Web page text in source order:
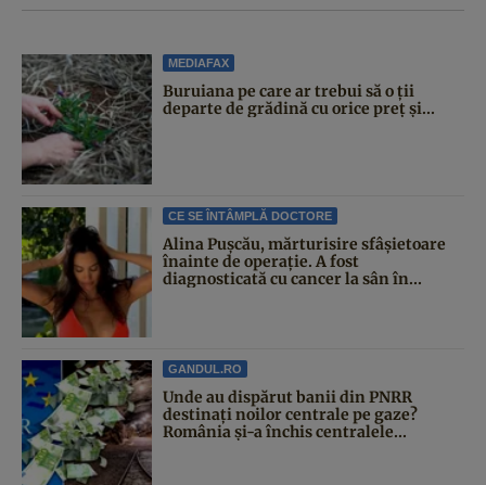
MEDIAFAX
Buruiana pe care ar trebui să o ții
departe de grădină cu orice preț și...
CE SE ÎNTÂMPLĂ DOCTORE
Alina Pușcău, mărturisire sfâșietoare
înainte de operație. A fost
diagnosticată cu cancer la sân în...
GANDUL.RO
Unde au dispărut banii din PNRR
destinați noilor centrale pe gaze?
România și-a închis centralele...